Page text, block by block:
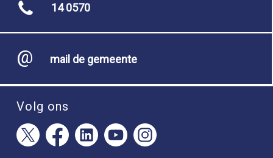
14 0570
mail de gemeente
Volg ons